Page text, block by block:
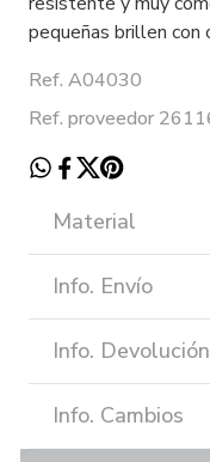
pequeñas brillen con
Ref. A04030
Ref. proveedor
Material
Info. Envío
Info. Devolución
Info. Cambios